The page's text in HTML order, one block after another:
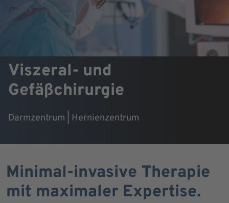
Viszeral- und
Gefäßchirurgie
Darmzentrum | Hernienzentrum
Minimal-invasive Therapie
mit maximaler Expertise.